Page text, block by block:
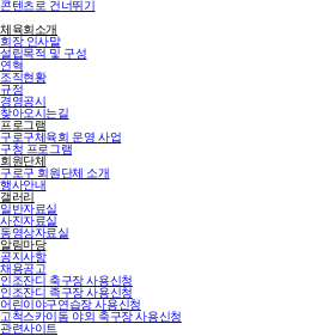
콘텐츠로 건너뛰기
체육회소개
회장 인사말
설립목적 및 구성
연혁
조직현황
규정
경영공시
찾아오시는길
프로그램
구로구체육회 운영 사업
구청 프로그램
회원단체
구로구 회원단체 소개
행사안내
갤러리
일반자료실
사진자료실
동영상자료실
알림마당
공지사항
채용공고
인조잔디 축구장 사용신청
인조잔디 족구장 사용신청
어린이야구연습장 사용신청
고척스카이돔 야외 축구장 사용신청
관련사이트